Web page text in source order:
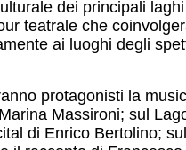
dei principali
teatrale che
ai luoghi degli
protagonisti la
Massironi; sul
di Enrico Bertolino;